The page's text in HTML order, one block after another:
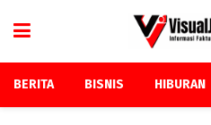
BERITA BISNIS HIBURAN